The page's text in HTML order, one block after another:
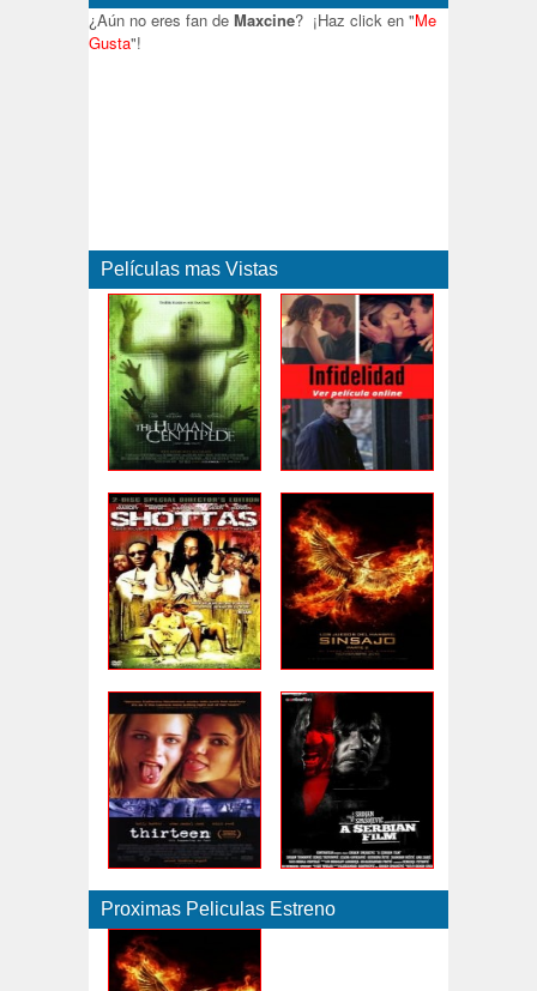
¿Aún no eres fan de Maxcine? ¡Haz click en "Me
Gusta"!
Películas mas Vistas
Proximas Peliculas Estreno